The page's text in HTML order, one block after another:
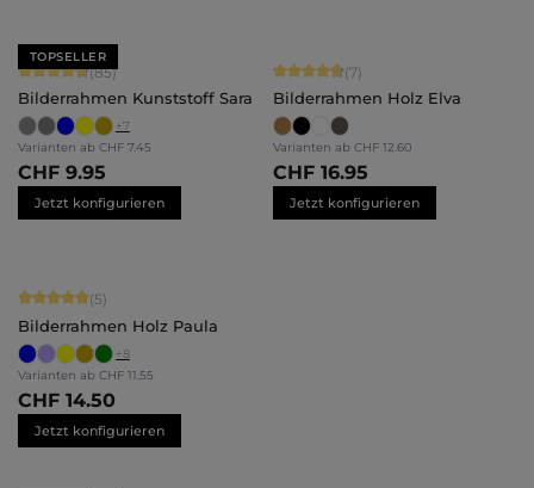
TOPSELLER
Durchschnittliche Bewertung von 4.71 von 5 Sternen
(85)
Bilderrahmen Kunststoff Sara
+7
Varianten ab CHF 7.45
CHF 9.95
Jetzt konfigurieren
Durchschnittliche Bewertung von
(7)
Bilderrahmen Holz Elva
Varianten ab CHF 12.60
CHF 16.95
Jetzt konfigurieren
Durchschnittliche Bewertung von 5 von 5 Sternen
(5)
Bilderrahmen Holz Paula
+8
Varianten ab CHF 11.55
CHF 14.50
Jetzt konfigurieren